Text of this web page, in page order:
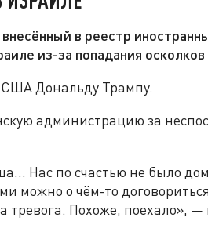
в реестр
из-за попадания осколков
США Дональду Трампу.
администрацию за
Нас по счастью не было
можно о чём-то
тревога. Похоже, поехало», —